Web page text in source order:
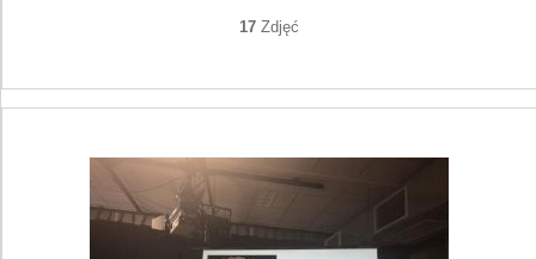
17 Zdjęć